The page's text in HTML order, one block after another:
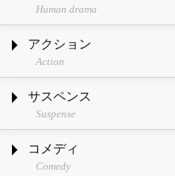
Human drama
アクション
Action
サスペンス
Suspense
コメディ
Comedy